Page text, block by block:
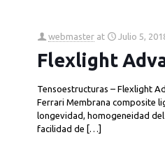
webmaster at Julio 5,
Flexlight
Tensoestructuras – Flexlight
Ferrari Membrana composite
longevidad, homogeneidad
facilidad de […]